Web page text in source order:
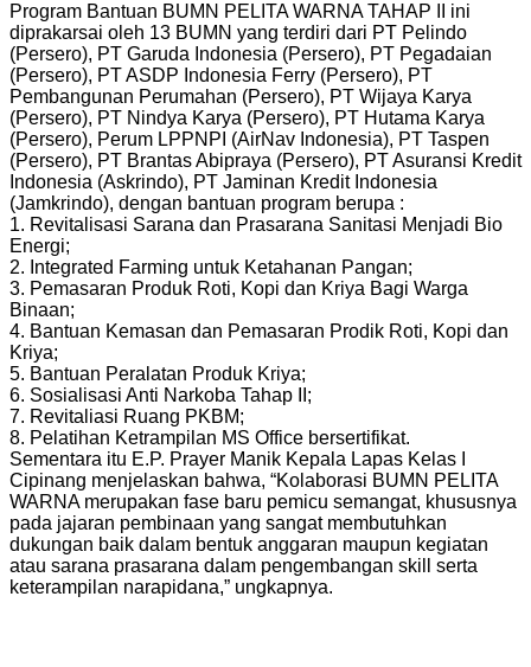
Program Bantuan BUMN PELITA WARNA TAHAP II ini
diprakarsai oleh 13 BUMN yang terdiri dari PT Pelindo
(Persero), PT Garuda Indonesia (Persero), PT Pegadaian
(Persero), PT ASDP Indonesia Ferry (Persero), PT
Pembangunan Perumahan (Persero), PT Wijaya Karya
(Persero), PT Nindya Karya (Persero), PT Hutama Karya
(Persero), Perum LPPNPI (AirNav Indonesia), PT Taspen
(Persero), PT Brantas Abipraya (Persero), PT Asuransi Kredit
Indonesia (Askrindo), PT Jaminan Kredit Indonesia
(Jamkrindo), dengan bantuan program berupa :
1. Revitalisasi Sarana dan Prasarana Sanitasi Menjadi Bio
Energi;
2. Integrated Farming untuk Ketahanan Pangan;
3. Pemasaran Produk Roti, Kopi dan Kriya Bagi Warga
Binaan;
4. Bantuan Kemasan dan Pemasaran Prodik Roti, Kopi dan
Kriya;
5. Bantuan Peralatan Produk Kriya;
6. Sosialisasi Anti Narkoba Tahap II;
7. Revitaliasi Ruang PKBM;
8. Pelatihan Ketrampilan MS Office bersertifikat.
Sementara itu E.P. Prayer Manik Kepala Lapas Kelas I
Cipinang menjelaskan bahwa, “Kolaborasi BUMN PELITA
WARNA merupakan fase baru pemicu semangat, khususnya
pada jajaran pembinaan yang sangat membutuhkan
dukungan baik dalam bentuk anggaran maupun kegiatan
atau sarana prasarana dalam pengembangan skill serta
keterampilan narapidana,” ungkapnya.